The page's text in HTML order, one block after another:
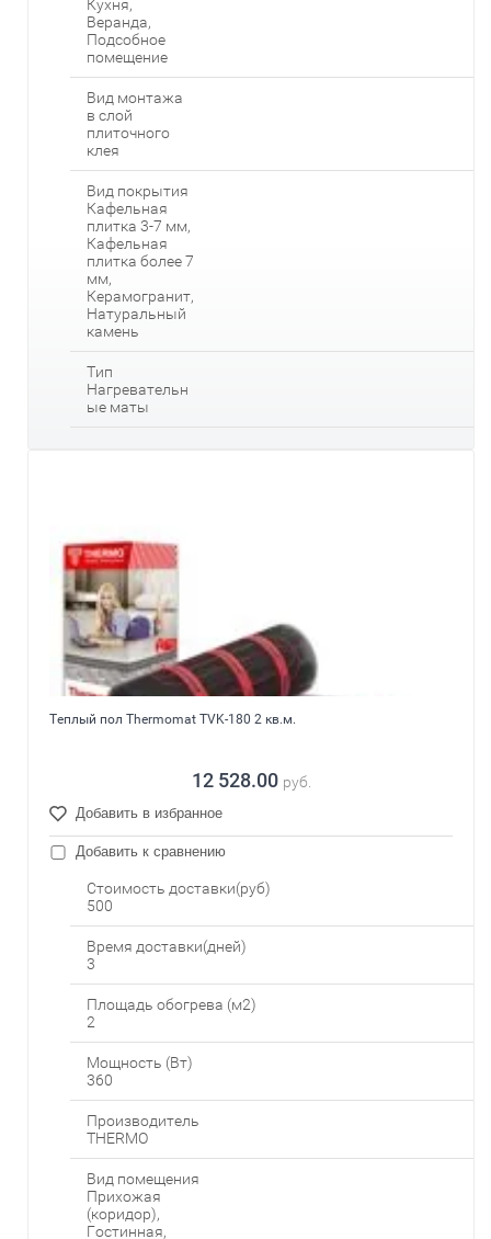
Кухня,
Веранда,
Подсобное
помещение
Вид монтажа
в слой
плиточного
клея
Вид покрытия
Кафельная
плитка 3-7 мм,
Кафельная
плитка более 7
мм,
Керамогранит,
Натуральный
камень
Тип
Нагревательн
ые маты
Теплый пол Thermomat TVK-180 2 кв.м.
12 528.00 руб.
Добавить в избранное
Добавить к сравнению
Стоимость доставки(руб)
500
Время доставки(дней)
3
Площадь обогрева (м2)
2
Мощность (Вт)
360
Производитель
THERMO
Вид помещения
Прихожая
(коридор),
Гостинная,